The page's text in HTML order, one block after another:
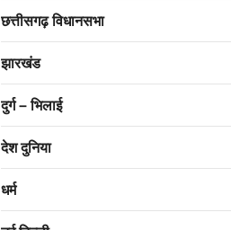
छत्तीसगढ़ विधानसभा
झारखंड
दुर्ग – भिलाई
देश दुनिया
धर्म